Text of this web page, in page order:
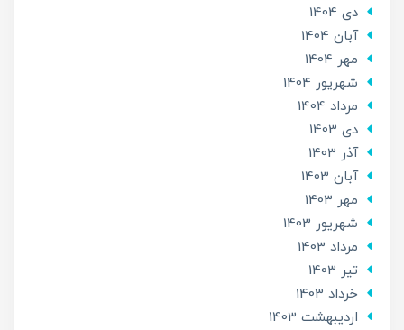
دی 1404
آبان 1404
مهر 1404
شهریور 1404
مرداد 1404
دی 1403
آذر 1403
آبان 1403
مهر 1403
شهریور 1403
مرداد 1403
تير 1403
خرداد 1403
ارديبهشت 1403